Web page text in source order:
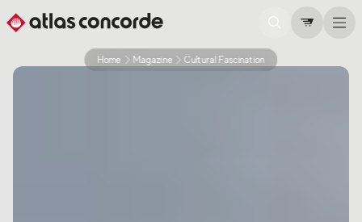
Home Magazine Cultural Fascination